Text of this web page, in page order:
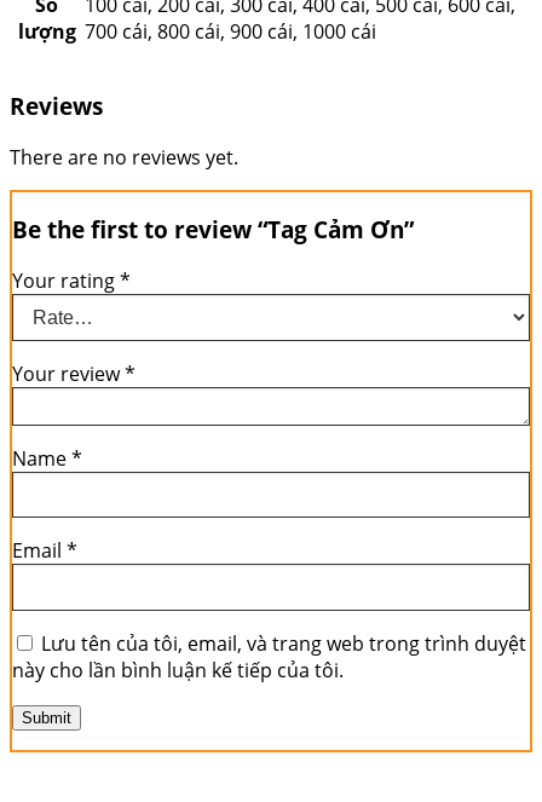
lượng 700 cái, 800 cái, 900 cái, 1000 cái
Reviews
There are no reviews yet.
Be the first to review “Tag Cảm Ơn”
Your rating*
Your review*
Name*
Email *
Lưu tên của tôi, email, và trang web trong trình duyệt
này cho lần bình luận kế tiếp của tôi.